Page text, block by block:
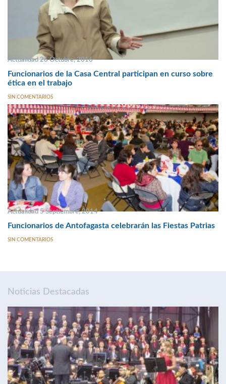
Actualidad 26 Octubre, 2016
Funcionarios de la Casa Central participan en curso sobre
ética en el trabajo
SIN COMENTARIOS
Actualidad 5 Septiembre, 2014
Funcionarios de Antofagasta celebrarán las Fiestas Patrias
SIN COMENTARIOS
Noticias Destacadas